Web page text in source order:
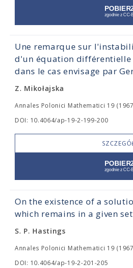
Une remarque sur
d'un équation
dans le cas envisage par
Z. Mikołajska
Annales Polonici Mathematici 19
DOI: 10.4064/ap-19-2-199-200
On the existence of a
which remains in a given set
S. P. Hastings
Annales Polonici Mathematici 19
DOI: 10.4064/ap-19-2-201-205